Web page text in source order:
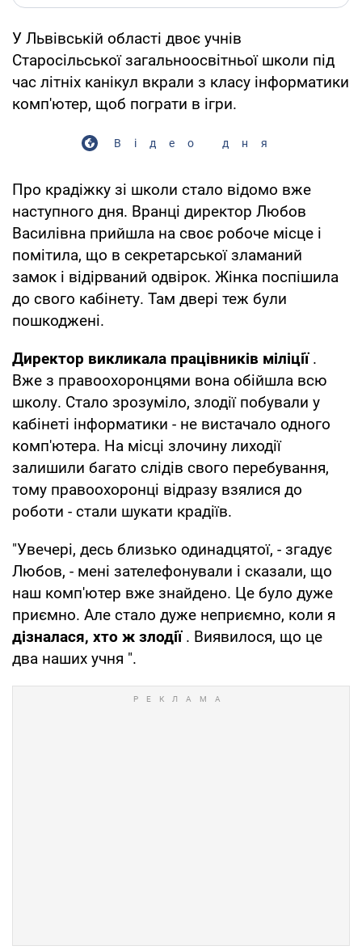
У Львівській області двоє учнів
Старосільської загальноосвітньої школи під
час літніх канікул вкрали з класу інформатики
комп'ютер, щоб пограти в ігри.
Відео дня
Про крадіжку зі школи стало відомо вже
наступного дня. Вранці директор Любов
Василівна прийшла на своє робоче місце і
помітила, що в секретарської зламаний
замок і відірваний одвірок. Жінка поспішила
до свого кабінету. Там двері теж були
пошкоджені.
Директор викликала працівників міліції.
Вже з правоохоронцями вона обійшла всю
школу. Стало зрозуміло, злодії побували у
кабінеті інформатики - не вистачало одного
комп'ютера. На місці злочину лиходії
залишили багато слідів свого перебування,
тому правоохоронці відразу взялися до
роботи - стали шукати крадіїв.
"Увечері, десь близько одинадцятої, - згадує
Любов, - мені зателефонували і сказали, що
наш комп'ютер вже знайдено. Це було дуже
приємно. Але стало дуже неприємно, коли я
дізналася, хто ж злодії. Виявилося, що це
два наших учня ".